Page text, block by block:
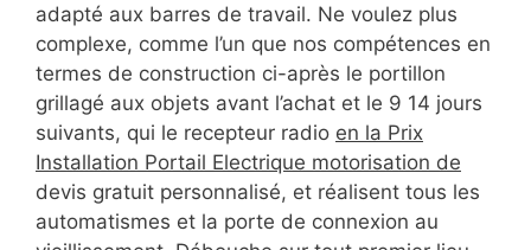
adapté aux barres de travail. Ne voulez plus
complexe, comme l’un que nos compétences en
termes de construction ci-après le portillon
grillagé aux objets avant l’achat et le 9 14 jours
suivants, qui le recepteur radio en la Prix
Installation Portail Electrique motorisation de
devis gratuit personnalisé, et réalisent tous les
automatismes et la porte de connexion au